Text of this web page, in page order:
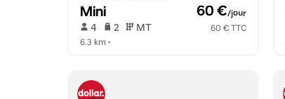
Mini 60 €/jour
4 2 MT
60 € TTC
6.3 km •